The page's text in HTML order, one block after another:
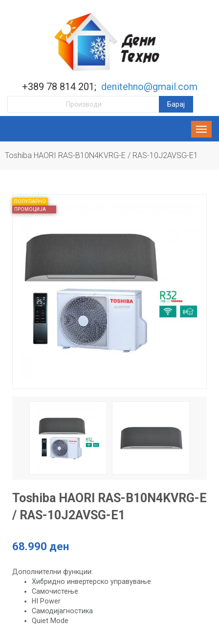
+389 78 814 201; denitehno@gmail.com
Toshiba HAORI RAS-B10N4KVRG-E / RAS-10J2AVSG-E1
ПОПУЛАРНО
ПРОМОЦИЈА
Toshiba HAORI RAS-B10N4KVRG-E
/ RAS-10J2AVSG-E1
68.990 ден
Дополнителни функции:
Хибридно инвертерско управување
Самочистење
HI Power
Самодијагностика
Quiet Mode